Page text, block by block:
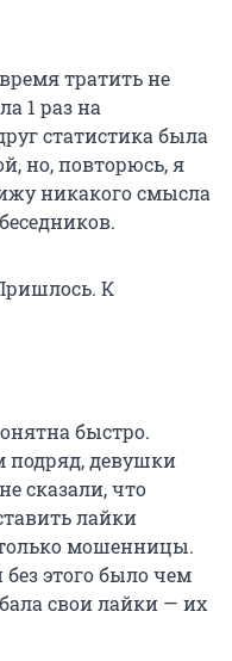
тратить не
1 раз на
статистика была
но, повторюсь, я
никакого смысла
К
быстро.
девушки
сказали, что
лайки
мошенницы.
этого было чем
свои лайки — их